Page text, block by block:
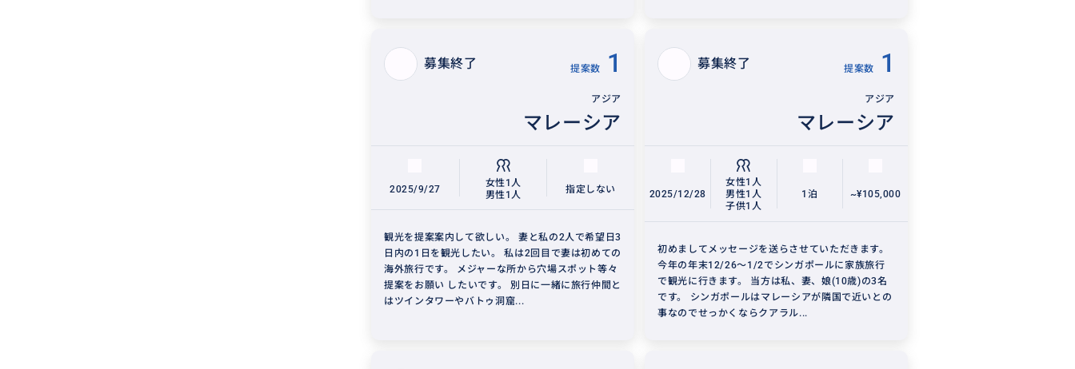
募集終了 提案数 1
アジア
マレーシア
2025/9/27
女性1人
男性1人
指定しない
観光を提案案内して欲しい。 妻と私の2人で希望日3
日内の1日を観光したい。 私は2回目で妻は初めての
海外旅行です。 メジャーな所から穴場スポット等々
提案をお願い したいです。 別日に一緒に旅行仲間と
はツインタワーやバトゥ洞窟...
募集終了 提案数 1
アジア
マレーシア
2025/12/28
女性1人
男性1人
子供1人
1泊 ~¥105,000
初めましてメッセージを送らさせていただきます。
今年の年末12/26〜1/2でシンガポールに家族旅行
で観光に行きます。 当方は私、妻、娘(10歳)の3名
です。 シンガポールはマレーシアが隣国で近いとの
事なのでせっかくならクアラル...